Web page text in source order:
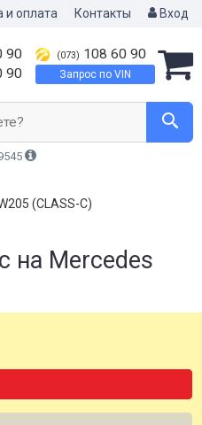
и оплата Контакты Вход
90
90
(073) 108 60 90
Запрос по VIN
(CLASS-C)
на Mercedes